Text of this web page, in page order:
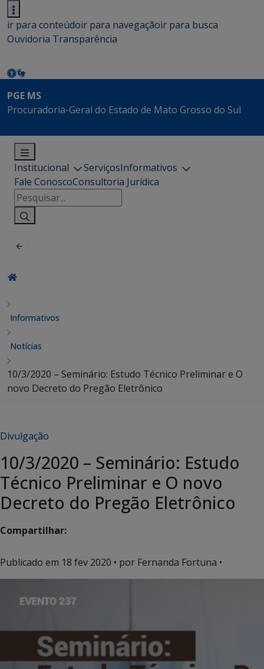
ir para conteúdoir para navegaçãoir para busca
Ouvidoria Transparência
PGE MS
Procuradoria-Geral do Estado de Mato Grosso do Sul
Institucional ServiçosInformativos
Fale ConoscoConsultoria Jurídica
Pesquisar
por:
Informativos
Notícias
10/3/2020 – Seminário: Estudo Técnico Preliminar e O
novo Decreto do Pregão Eletrônico
Divulgação
10/3/2020 – Seminário: Estudo
Técnico Preliminar e O novo
Decreto do Pregão Eletrônico
Compartilhar:
Publicado em 18 fev 2020 • por Fernanda Fortuna •